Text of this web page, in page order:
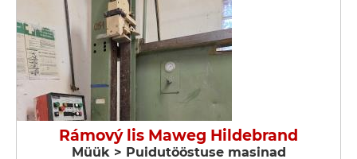
Rámový lis Maweg Hildebrand
Müük > Puidutööstuse masinad